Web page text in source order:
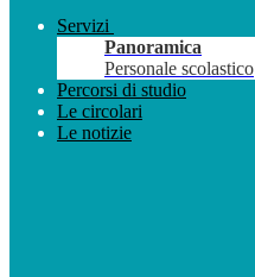
Servizi
Panoramica
Personale scolastico
Percorsi di studio
Le circolari
Le notizie